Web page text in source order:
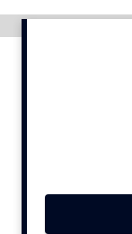
Events
Opleidingen
Artificial Intelligence